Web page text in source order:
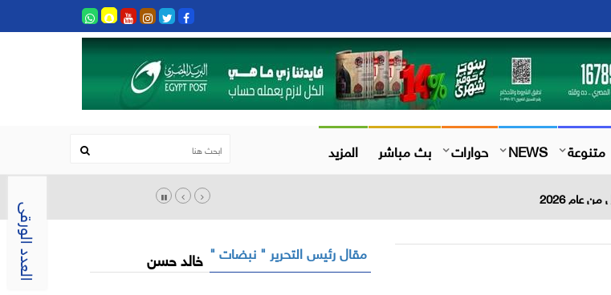
العدد الورقى
متنوعة NEWS حوارات بث مباشر المزيد
مقال رئيس التحرير " نبضات " خالد حسن